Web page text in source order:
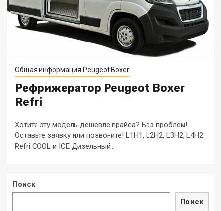
Общая информация Peugeot Boxer
Рефрижератор Peugeot Boxer
Refri
Хотите эту модель дешевле прайса? Без проблем!
Оставьте заявку или позвоните! L1H1, L2H2, L3H2, L4H2
Refri COOL и ICE Дизельный...
Поиск
Поиск